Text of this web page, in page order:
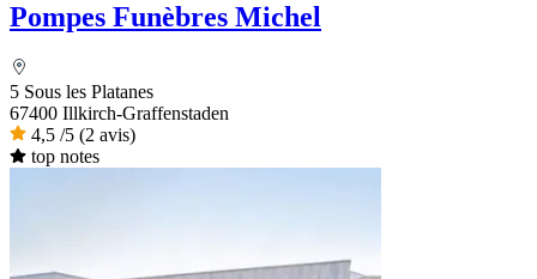
Pompes Funèbres Michel
5 Sous les Platanes
67400 Illkirch-Graffenstaden
4,5 /5 (2 avis)
top notes